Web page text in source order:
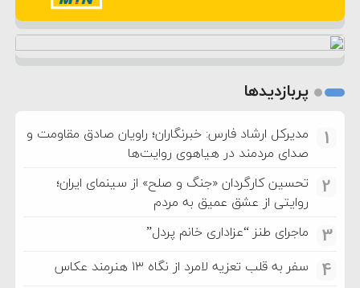
پربازدیدها
1
مدیرکل ارشاد فارس: خبرنگاران؛ راویان صادق مقاومت و
صدای مردمند در هیاهوی روایت‌ها
2
تحسین کارگردان «جنگ و صلح» از سینمای ایران؛
روایتی از عشق عمیق به مردم
3 ماجرای طنز “عزاداری خانم پردل”
4 سفر به قلب تعزیه لامرد از نگاه ۱۳ هنرمند عکاس